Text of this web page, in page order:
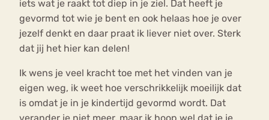
iets wat je raakt tot diep in je ziel. Dat heeft je
gevormd tot wie je bent en ook helaas hoe je over
jezelf denkt en daar praat ik liever niet over. Sterk
dat jij het hier kan delen!
Ik wens je veel kracht toe met het vinden van je
eigen weg, ik weet hoe verschrikkelijk moeilijk dat
is omdat je in je kindertijd gevormd wordt. Dat